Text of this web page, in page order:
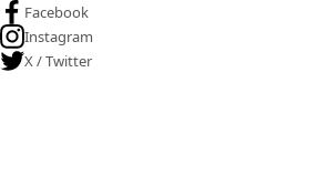
Facebook
Instagram
X / Twitter